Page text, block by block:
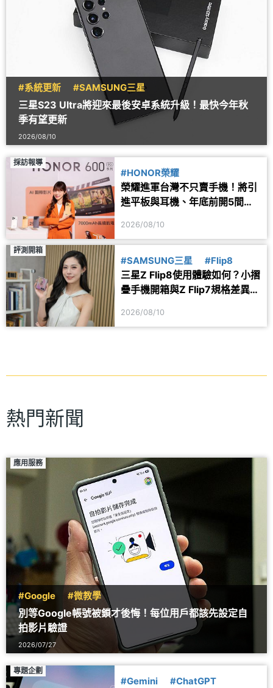
#系統更新 #SAMSUNG三星
三星S23 Ultra將迎來最後安卓系統升級！最快今年秋
季有望更新
2026/08/10
採訪報導
#HONOR榮耀
榮耀進軍台灣不只賣手機！將引
進平板與耳機、年底前開5間體
2026/08/10
評測開箱
#SAMSUNG三星 #Flip8
三星Z Flip8使用體驗如何？小摺
疊手機開箱與Z Flip7規格差異一
2026/08/10
熱門新聞
應用服務
#Google #微教學
別等Google帳號被鎖才後悔！每位用戶都該先設定自
拍影片驗證
2026/07/27
專題企劃
#Gemini #ChatGPT